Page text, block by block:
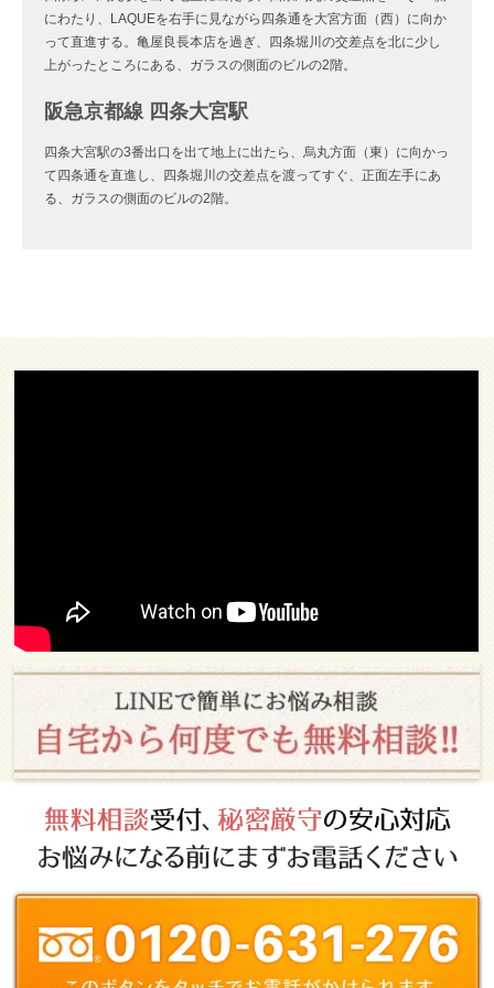
にわたり、LAQUEを右手に見ながら四条通を大宮方面（西）に向か
って直進する。亀屋良長本店を過ぎ、四条堀川の交差点を北に少し
上がったところにある、ガラスの側面のビルの2階。
阪急京都線 四条大宮駅
四条大宮駅の3番出口を出て地上に出たら、烏丸方面（東）に向かっ
て四条通を直進し、四条堀川の交差点を渡ってすぐ、正面左手にあ
る、ガラスの側面のビルの2階。